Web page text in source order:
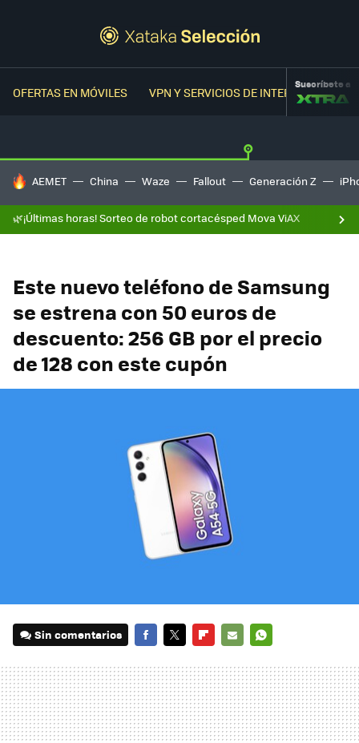
OFERTAS EN MÓVILES VPN Y SERVICIOS DE INTERNETSuscríbete a
HOY SE HABLA DE
AEMET China Waze Fallout Generación Z
🌿¡Últimas horas! Sorteo de robot cortacésped Mova ViAX
Este nuevo teléfono de Samsung
se estrena con 50 euros de
descuento: 256 GB por el precio
de 128 con este cupón
Sin comentarios
MAIL